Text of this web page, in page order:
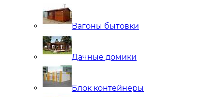
Вагоны бытовки
Дачные домики
Блок контейнеры